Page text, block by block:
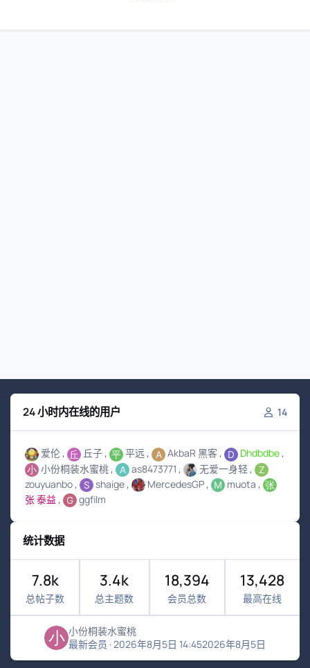
24 小时内在线的用户 14
爱伦 丘子 平远 AkbaR 黑客
Dhdbdbe
小份桐装水蜜桃
as8473771
无爱一身轻
zouyuanbo
shaige MercedesGP
muota
张 泰益
ggfilm
统计数据
7.8k
总帖子数
3.4k
总主题数
18,394
会员总数
13,428
最高在线
小份桐装水蜜桃
最新会员 ·2026年8月5日 14:452026年8月5日